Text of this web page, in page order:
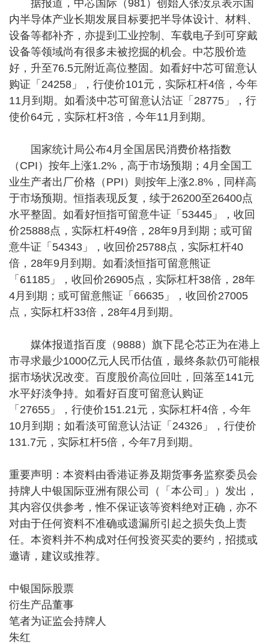
据报道，中芯国际（981）创始人张汝京表示国
内半导体产业长期发展目标要把半导体设计、材料、
设备等都补齐，亦提到工业控制、车载电子到可穿戴
设备等领域尚有很多未被挖掘的机会。中芯股价造
好，升至76.5元附近高位整固。如看好中芯可留意认
购证「24258」，行使价101元，实际杠杆4倍，今年
11月到期。如看淡中芯可留意认沽证「28775」，行
使价64元，实际杠杆3倍，今年11月到期。
国家统计局公布4月全国居民消费价格指数
（CPI）按年上涨1.2%，高于市场预期；4月全国工
业生产者出厂价格（PPI）则按年上涨2.8%，同样高
于市场预期。恒指表现反复，续于26200至26400点
水平整固。如看好恒指可留意牛证「53445」，收回
价25888点，实际杠杆49倍，28年9月到期；或可留
意牛证「54343」，收回价25788点，实际杠杆40
倍，28年9月到期。如看淡恒指可留意熊证
「61185」，收回价26905点，实际杠杆38倍，28年
4月到期；或可留意熊证「66635」，收回价27005
点，实际杠杆33倍，28年4月到期。
媒体报道指百度（9888）旗下昆仑芯正为在港上
市寻求最少1000亿元人民币估值，最终条款仍可能根
据市场状况改变。百度股价高位回吐，回落至141元
水平好淡争持。如看好百度可留意认购证
「27655」，行使价151.21元，实际杠杆4倍，今年
10月到期；如看淡可留意认沽证「24326」，行使价
131.7元，实际杠杆5倍，今年7月到期。
重要声明：本资料由香港证券及期货事务监察委员会
持牌人中银国际亚洲有限公司（「本公司」）发出，
其内容仅供参考，惟不保证该等资料绝对正确，亦不
对由于任何资料不准确或遗漏所引起之损失负上责
任。本资料并不构成对任何投资买卖的要约，招揽或
邀请，建议或推荐。
中银国际股票
衍生产品董事
笔者为证监会持牌人
朱红